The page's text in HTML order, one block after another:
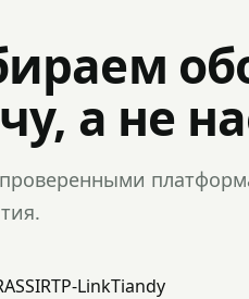
а не
TP-LinkTiandy